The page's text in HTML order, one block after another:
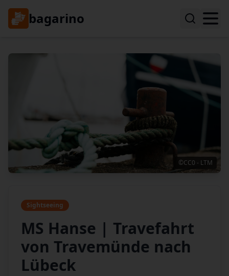
bagarino
©CC0 - LTM
Sightseeing
MS Hanse | Travefahrt
von Travemünde nach
Lübeck